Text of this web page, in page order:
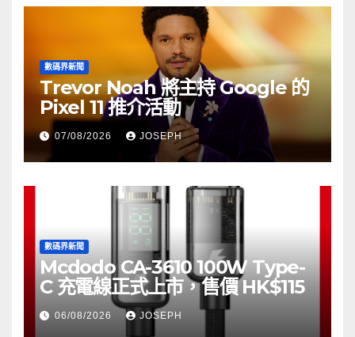
數碼界新聞
Trevor Noah 將主持 Google 的
Pixel 11 推介活動
07/08/2026 JOSEPH
數碼界新聞
Mcdodo CA-3610 100W Type-
C 充電線正式上市，售價 HK$115
06/08/2026 JOSEPH